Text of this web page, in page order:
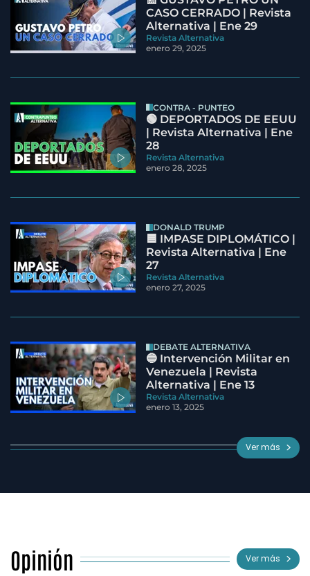
CASO CERRADO | Revista
Alternativa | Ene 29
Revista Alternativa
enero 29, 2025
CONTRA - PUNTEO
🟢 DEPORTADOS DE EEUU
| Revista Alternativa | Ene
28
Revista Alternativa
enero 28, 2025
DONALD TRUMP
🟦 IMPASE DIPLOMÁTICO |
Revista Alternativa | Ene
27
Revista Alternativa
enero 27, 2025
DEBATE ALTERNATIVA
🔵 Intervención Militar en
Venezuela | Revista
Alternativa | Ene 13
Revista Alternativa
enero 13, 2025
Ver más
Opinión Ver más